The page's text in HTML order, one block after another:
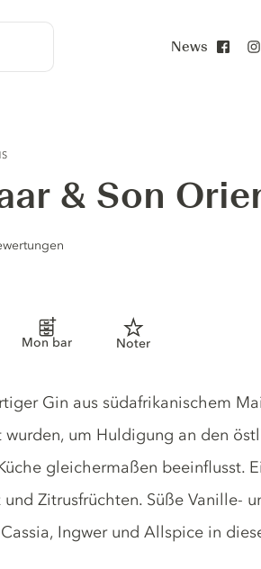
News
& Son
Mon bar Noter
Gin aus südafrikanischem
wurden, um Huldigung an den
gleichermaßen beeinflusst.
und Zitrusfrüchten. Süße Vanille-
Ingwer und Allspice in